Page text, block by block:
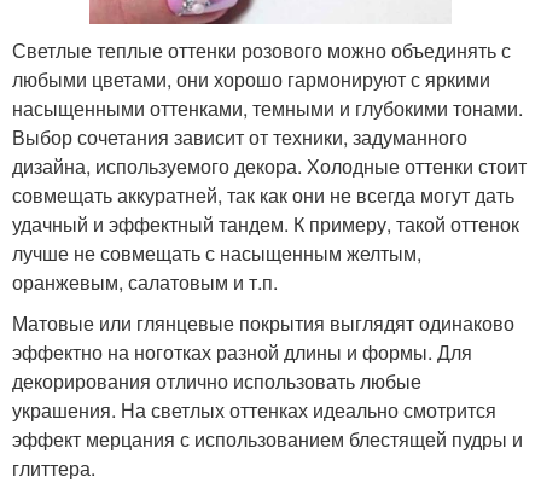
Светлые теплые оттенки розового можно объединять с
любыми цветами, они хорошо гармонируют с яркими
насыщенными оттенками, темными и глубокими тонами.
Выбор сочетания зависит от техники, задуманного
дизайна, используемого декора. Холодные оттенки стоит
совмещать аккуратней, так как они не всегда могут дать
удачный и эффектный тандем. К примеру, такой оттенок
лучше не совмещать с насыщенным желтым,
оранжевым, салатовым и т.п.
Матовые или глянцевые покрытия выглядят одинаково
эффектно на ноготках разной длины и формы. Для
декорирования отлично использовать любые
украшения. На светлых оттенках идеально смотрится
эффект мерцания с использованием блестящей пудры и
глиттера.